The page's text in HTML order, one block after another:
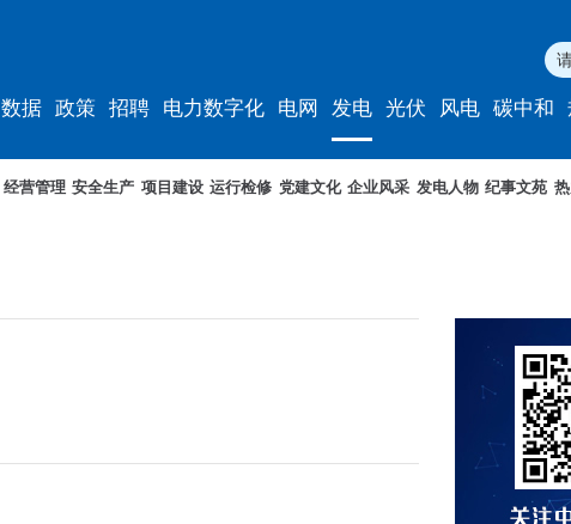
数据 政策 招聘 电力数字化 电网 发电 光伏 风电 碳中和
经营管理 安全生产 项目建设 运行检修 党建文化 企业风采 发电人物 纪事文苑